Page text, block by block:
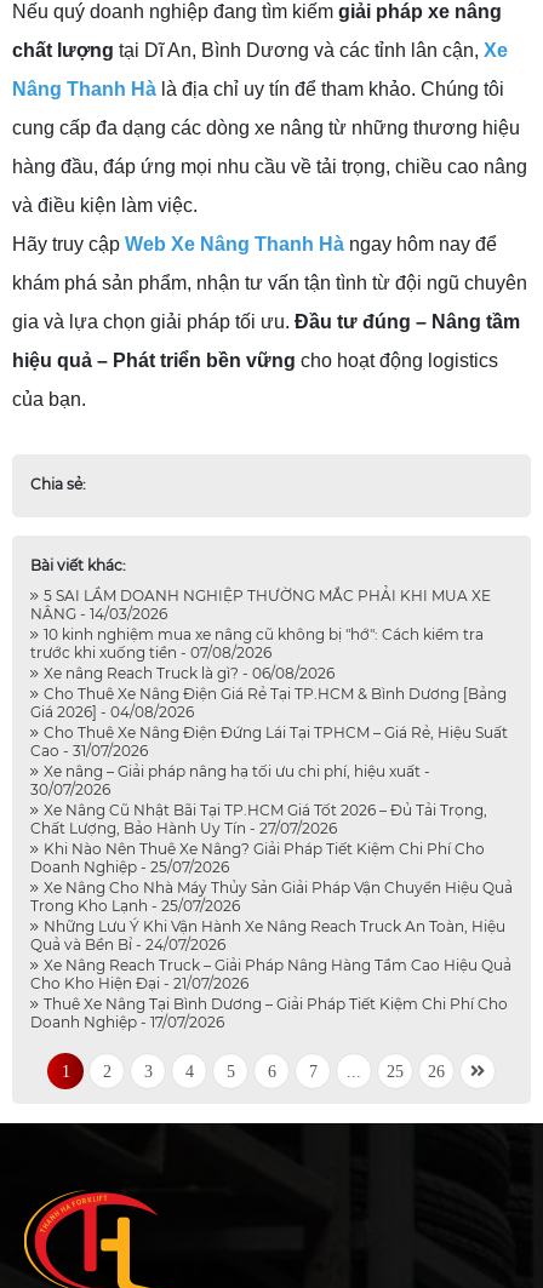
Nếu quý doanh nghiệp đang tìm kiếm giải pháp xe nâng
chất lượng tại Dĩ An, Bình Dương và các tỉnh lân cận, Xe
Nâng Thanh Hà là địa chỉ uy tín để tham khảo. Chúng tôi
cung cấp đa dạng các dòng xe nâng từ những thương hiệu
hàng đầu, đáp ứng mọi nhu cầu về tải trọng, chiều cao nâng
và điều kiện làm việc.
Hãy truy cập Web Xe Nâng Thanh Hà ngay hôm nay để
khám phá sản phẩm, nhận tư vấn tận tình từ đội ngũ chuyên
gia và lựa chọn giải pháp tối ưu. Đầu tư đúng – Nâng tầm
hiệu quả – Phát triển bền vững cho hoạt động logistics
của bạn.
Chia sẻ:
Bài viết khác:
5 SAI LẦM DOANH NGHIỆP THƯỜNG MẮC PHẢI KHI MUA XE
NÂNG - 14/03/2026
10 kinh nghiệm mua xe nâng cũ không bị "hớ": Cách kiểm tra
trước khi xuống tiền - 07/08/2026
Xe nâng Reach Truck là gì? - 06/08/2026
Cho Thuê Xe Nâng Điện Giá Rẻ Tại TP.HCM & Bình Dương [Bảng
Giá 2026] - 04/08/2026
Cho Thuê Xe Nâng Điện Đứng Lái Tại TPHCM – Giá Rẻ, Hiệu Suất
Cao - 31/07/2026
Xe nâng – Giải pháp nâng hạ tối ưu chi phí, hiệu xuất -
30/07/2026
Xe Nâng Cũ Nhật Bãi Tại TP.HCM Giá Tốt 2026 – Đủ Tải Trọng,
Chất Lượng, Bảo Hành Uy Tín - 27/07/2026
Khi Nào Nên Thuê Xe Nâng? Giải Pháp Tiết Kiệm Chi Phí Cho
Doanh Nghiệp - 25/07/2026
Xe Nâng Cho Nhà Máy Thủy Sản Giải Pháp Vận Chuyển Hiệu Quả
Trong Kho Lạnh - 25/07/2026
Những Lưu Ý Khi Vận Hành Xe Nâng Reach Truck An Toàn, Hiệu
Quả và Bền Bỉ - 24/07/2026
Xe Nâng Reach Truck – Giải Pháp Nâng Hàng Tầm Cao Hiệu Quả
Cho Kho Hiện Đại - 21/07/2026
Thuê Xe Nâng Tại Bình Dương – Giải Pháp Tiết Kiệm Chi Phí Cho
Doanh Nghiệp - 17/07/2026
1 2 3 4 5 6 7 25 26